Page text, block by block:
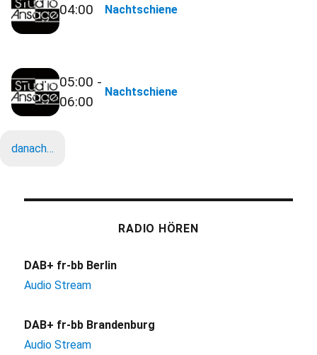
04:00 Nachtschiene
05:00 -
06:00
Nachtschiene
danach…
RADIO HÖREN
DAB+ fr-bb Berlin
Audio Stream
DAB+ fr-bb Brandenburg
Audio Stream